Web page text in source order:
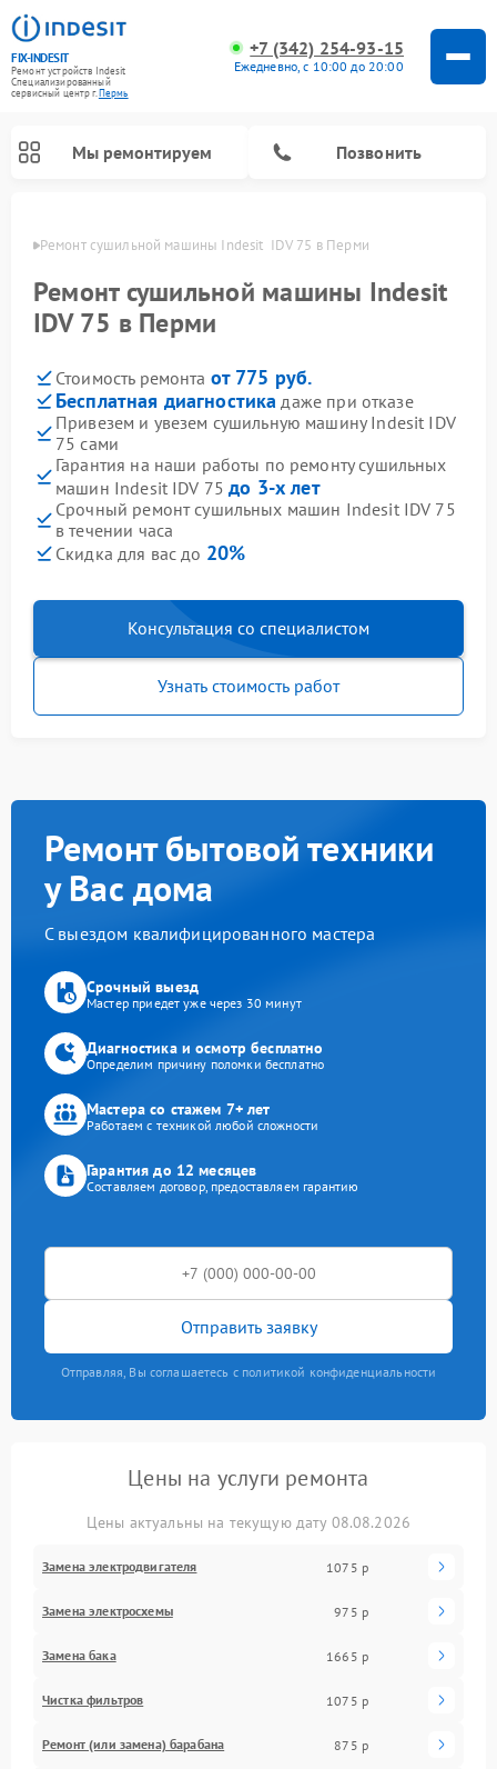
FIX-INDESIT
Ремонт устройств Indesit
Специализированный
cервисный центр г.Пермь
+7 (342) 254-93-15
Ежедневно, с 10:00 до 20:00
Мы ремонтируем Позвонить
Ремонт сушильной машины Indesit  IDV 75 в Перми
Ремонт сушильной машины Indesit
IDV 75 в Перми
Стоимость ремонта от 775 руб.
Бесплатная диагностика даже при отказе
Привезем и увезем сушильную машину Indesit IDV
75 сами
Гарантия на наши работы по ремонту сушильных
машин Indesit IDV 75до 3-х лет
Срочный ремонт сушильных машин Indesit IDV 75
в течении часа
Скидка для вас до 20%
Консультация со специалистом
Узнать стоимость работ
Ремонт бытовой техники
у Вас дома
С выездом квалифицированного мастера
Срочный выезд
Мастер приедет уже через 30 минут
Диагностика и осмотр бесплатно
Определим причину поломки бесплатно
Мастера со стажем 7+ лет
Работаем с техникой любой сложности
Гарантия до 12 месяцев
Составляем договор, предоставляем гарантию
Отправить заявку
Отправляя, Вы соглашаетесь с политикой конфиденциальности
Цены на услуги ремонта
Цены актуальны на текущую дату 08.08.2026
Замена электродвигателя 1075 р
Замена электросхемы 975 р
Замена бака 1665 р
Чистка фильтров 1075 р
Ремонт (или замена) барабана 875 р